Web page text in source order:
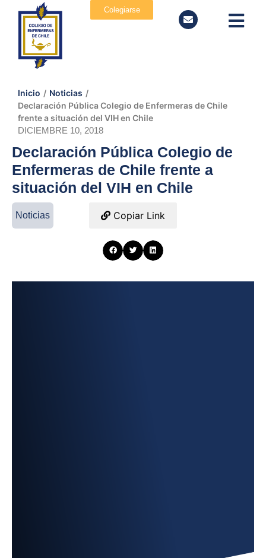
Colegiarse
Inicio / Noticias /
Declaración Pública Colegio de Enfermeras de Chile
frente a situación del VIH en Chile
DICIEMBRE 10, 2018
Declaración Pública Colegio de
Enfermeras de Chile frente a
situación del VIH en Chile
Noticias Copiar Link